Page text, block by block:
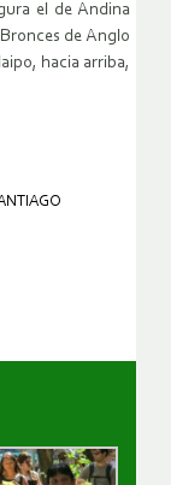
el de Andina
de Anglo
hacia arriba,